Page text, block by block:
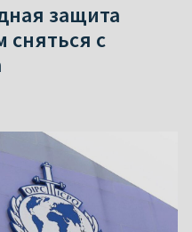
защита
сняться с